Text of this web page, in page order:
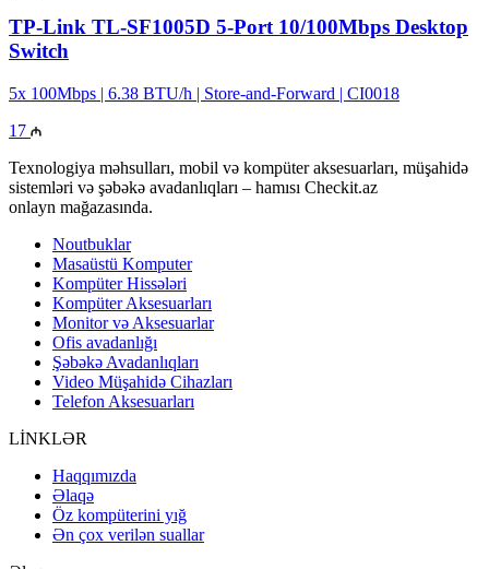
TP-Link TL-SF1005D 5-Port 10/100Mbps Desktop
Switch
5x 100Mbps | 6.38 BTU/h | Store-and-Forward | CI0018
17
Texnologiya məhsulları, mobil və kompüter aksesuarları, müşahidə
sistemləri və şəbəkə avadanlıqları – hamısı Checkit.az
onlayn mağazasında.
Noutbuklar
Masaüstü Komputer
Kompüter Hissələri
Kompüter Aksesuarları
Monitor və Aksesuarlar
Ofis avadanlığı
Şəbəkə Avadanlıqları
Video Müşahidə Cihazları
Telefon Aksesuarları
LİNKLƏR
Haqqımızda
Əlaqə
Öz kompüterini yığ
Ən çox verilən suallar